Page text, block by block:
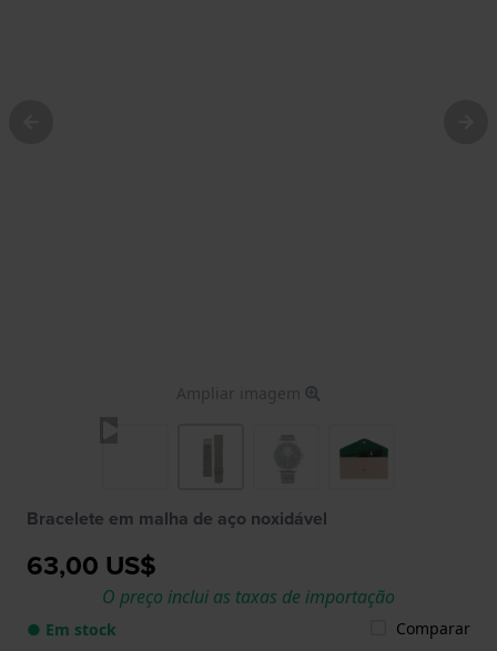
Ampliar imagem
Bracelete em malha de aço noxidável
63,00 US$
O preço inclui as taxas de importação
● Em stock Comparar